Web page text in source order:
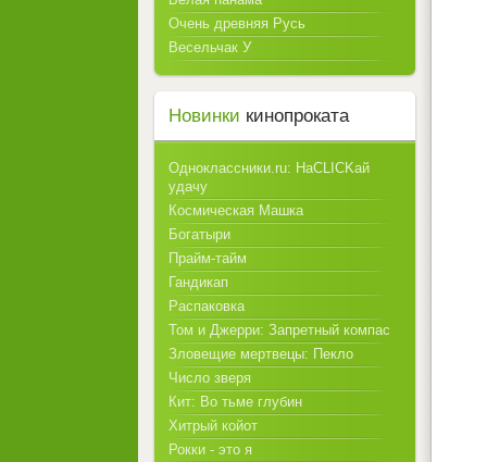
Очень древняя Русь
Весельчак У
Новинки кинопроката
Одноклассники.ru: НаCLICKай
удачу
Космическая Машка
Богатыри
Прайм-тайм
Гандикап
Распаковка
Том и Джерри: Запретный компас
Зловещие мертвецы: Пекло
Число зверя
Кит: Во тьме глубин
Хитрый койот
Рокки - это я